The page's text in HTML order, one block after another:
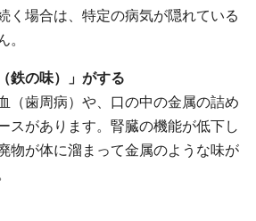
く場合は、特定の病気が隠れている
。
鉄の味）」がする
（歯周病）や、口の中の金属の詰め
スがあります。腎臓の機能が低下し
物が体に溜まって金属のような味が